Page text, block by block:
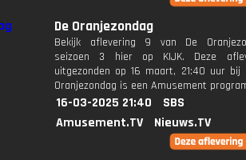
De Oranjezondag
Bekijk aflevering 9 van De
seizoen 3 hier op KIJK. Deze
uitgezonden op 16 maart, 21:40 uur bij
Oranjezondag is een Amusement
16-03-2025 21:40
SBS
Amusement.TV
Nieuws.TV